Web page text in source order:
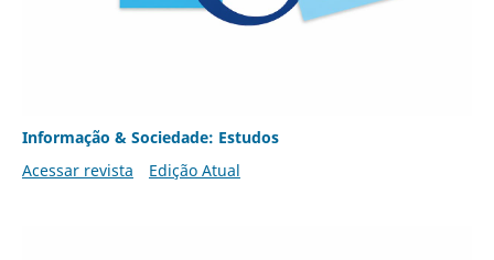
Informação & Sociedade: Estudos
Acessar revista
Edição Atual